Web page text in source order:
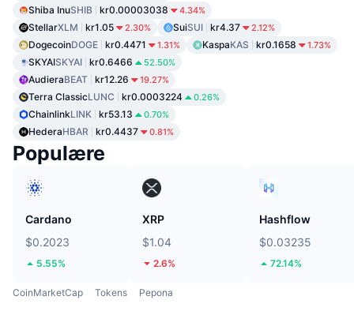
Shiba InuSHIB kr0.00003038 4.34%
StellarXLM kr1.05 2.30% SuiSUI kr4.37 2.12%
DogecoinDOGE kr0.4471 1.31% KaspaKAS kr0.1658 1.73%
SKYAISKYAI kr0.6466 52.50%
AudieraBEAT kr12.26 19.27%
Terra ClassicLUNC kr0.0003224 0.26%
ChainlinkLINK kr53.13 0.70%
HederaHBAR kr0.4437 0.81%
Populære
Cardano
$0.2023
5.55%
XRP
$1.04
2.6%
Hashflow
$0.03235
72.14%
CoinMarketCap Tokens Pepona